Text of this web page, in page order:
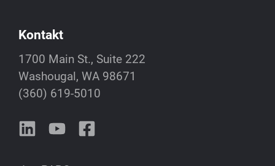
Kontakt
1700 Main St., Suite 222
Washougal, WA 98671
(360) 619-5010